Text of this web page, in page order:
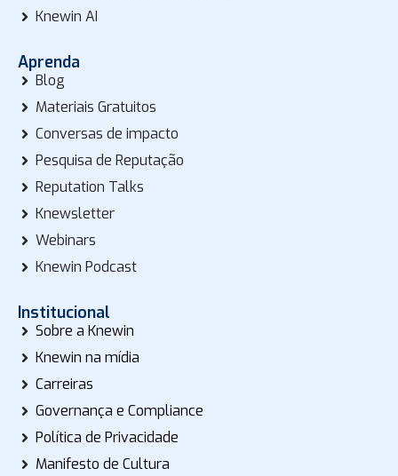
Knewin AI
Aprenda
Blog
Materiais Gratuitos
Conversas de impacto
Pesquisa de Reputação
Reputation Talks
Knewsletter
Webinars
Knewin Podcast
Institucional
Sobre a Knewin
Knewin na mídia
Carreiras
Governança e Compliance
Política de Privacidade
Manifesto de Cultura